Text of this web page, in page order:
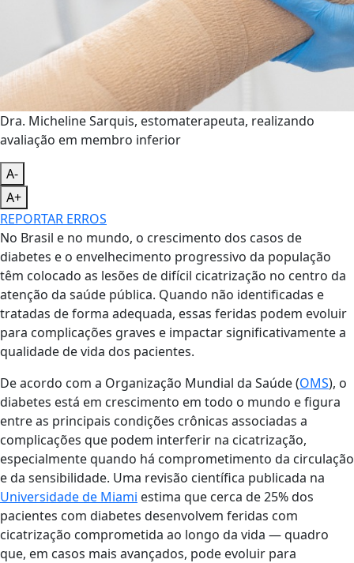
Dra. Micheline Sarquis, estomaterapeuta, realizando
avaliação em membro inferior
A-
A+
REPORTAR ERROS
No Brasil e no mundo, o crescimento dos casos de
diabetes e o envelhecimento progressivo da população
têm colocado as lesões de difícil cicatrização no centro da
atenção da saúde pública. Quando não identificadas e
tratadas de forma adequada, essas feridas podem evoluir
para complicações graves e impactar significativamente a
qualidade de vida dos pacientes.
De acordo com a Organização Mundial da Saúde (OMS), o
diabetes está em crescimento em todo o mundo e figura
entre as principais condições crônicas associadas a
complicações que podem interferir na cicatrização,
especialmente quando há comprometimento da circulação
e da sensibilidade. Uma revisão científica publicada na
Universidade de Miami estima que cerca de 25% dos
pacientes com diabetes desenvolvem feridas com
cicatrização comprometida ao longo da vida — quadro
que, em casos mais avançados, pode evoluir para